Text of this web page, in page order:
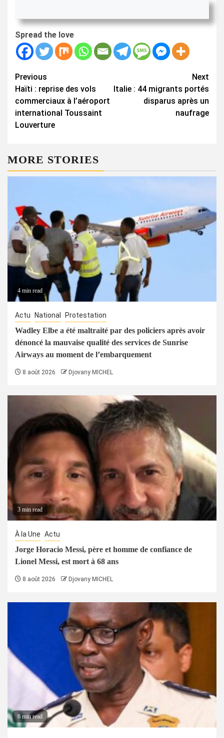
Spread the love
Continue
Reading
Previous
Haïti : reprise des vols
commerciaux à l’aéroport
international Toussaint
Louverture
Next
Italie : 44 migrants portés
disparus après un
naufrage
MORE STORIES
4 min read
Actu National Protestation
Wadley Elbe a été maltraité par des policiers après avoir
dénoncé la mauvaise qualité des services de Sunrise
Airways au moment de l’embarquement
8 août 2026 Djovany MICHEL
3 min read
À la Une Actu
Jorge Horacio Messi, père et homme de confiance de
Lionel Messi, est mort à 68 ans
8 août 2026 Djovany MICHEL
6 min read